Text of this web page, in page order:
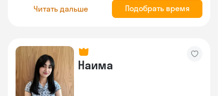
Читать дальше Подобрать время
Наима